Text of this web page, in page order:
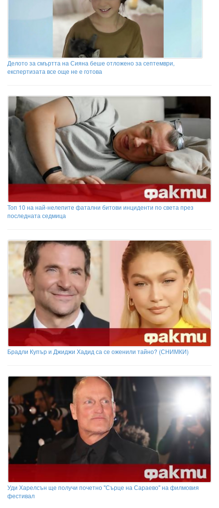
Делото за смъртта на Сияна беше отложено за септември,
експертизата все още не е готова
Топ 10 на най-нелепите фатални битови инциденти по света през
последната седмица
Брадли Купър и Джиджи Хадид са се оженили тайно? (СНИМКИ)
Уди Харелсън ще получи почетно "Сърце на Сараево" на филмовия
фестивал